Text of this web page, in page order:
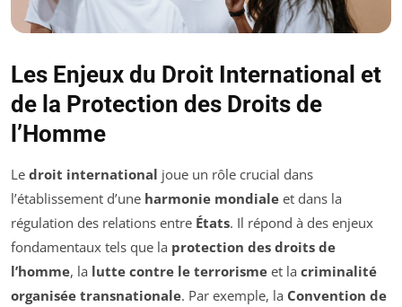
Les Enjeux du Droit International et
de la Protection des Droits de
l’Homme
Le droit international joue un rôle crucial dans
l’établissement d’une harmonie mondiale et dans la
régulation des relations entre États. Il répond à des enjeux
fondamentaux tels que la protection des droits de
l’homme, la lutte contre le terrorisme et la criminalité
organisée transnationale. Par exemple, la Convention de